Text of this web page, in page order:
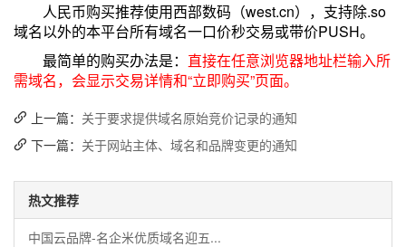
人民币购买推荐使用西部数码（west.cn），支持除.so
域名以外的本平台所有域名一口价秒交易或带价PUSH。
最简单的购买办法是： 直接在任意浏览器地址栏输入所
需域名，会显示交易详情和“立即购买”页面。
上一篇： 关于要求提供域名原始竞价记录的通知
下一篇： 关于网站主体、域名和品牌变更的通知
热文推荐
中国云品牌-名企米优质域名迎五...